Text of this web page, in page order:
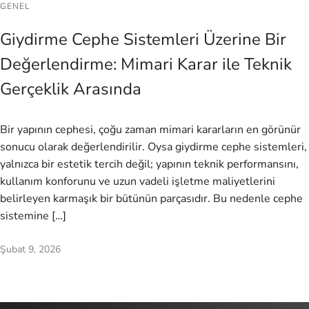
GENEL
Giydirme Cephe Sistemleri Üzerine Bir
Değerlendirme: Mimari Karar ile Teknik
Gerçeklik Arasında
Bir yapının cephesi, çoğu zaman mimari kararların en görünür
sonucu olarak değerlendirilir. Oysa giydirme cephe sistemleri,
yalnızca bir estetik tercih değil; yapının teknik performansını,
kullanım konforunu ve uzun vadeli işletme maliyetlerini
belirleyen karmaşık bir bütünün parçasıdır. Bu nedenle cephe
sistemine […]
Şubat 9, 2026